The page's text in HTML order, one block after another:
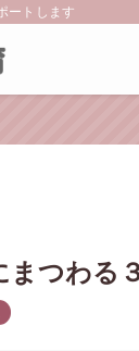
ートします
まつわる